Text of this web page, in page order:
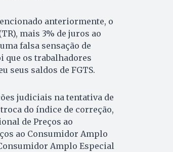
anteriormente, o
mais 3% de juros ao
falsa sensação de
que os trabalhadores
seus saldos de FGTS.
judiciais na tentativa de
do índice de correção,
de Preços ao
ao Consumidor Amplo
Amplo Especial